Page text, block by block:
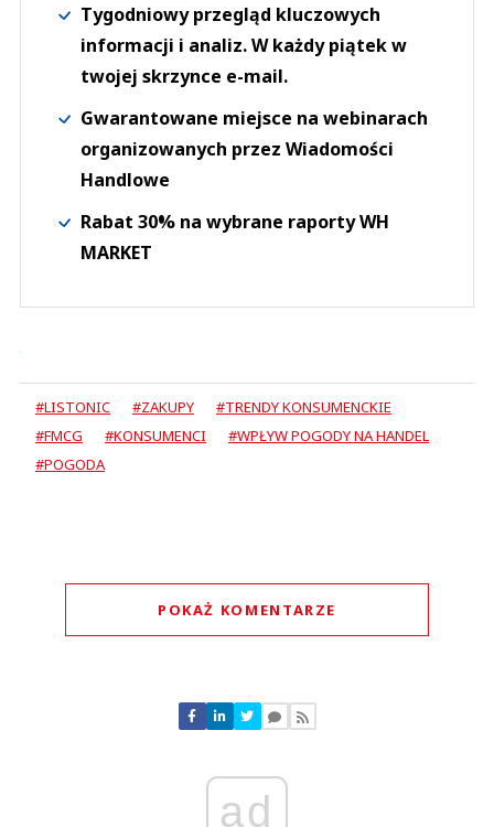
Tygodniowy przegląd kluczowych
informacji i analiz. W każdy piątek w
twojej skrzynce e-mail.
Gwarantowane miejsce na webinarach
organizowanych przez Wiadomości
Handlowe
Rabat 30% na wybrane raporty WH
MARKET
#LISTONIC #ZAKUPY
#TRENDY KONSUMENCKIE
#FMCG
#KONSUMENCI
#WPŁYW POGODY NA HANDEL
#POGODA
POKAŻ KOMENTARZE
Nie znaleziono komentarzy
Zostaw swoje komentarze
ad